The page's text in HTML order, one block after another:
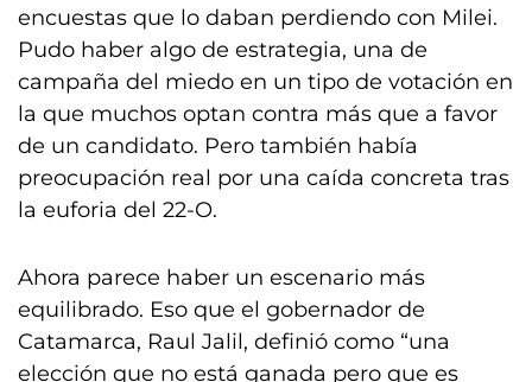
encuestas que lo daban perdiendo con Milei.
Pudo haber algo de estrategia, una de
campaña del miedo en un tipo de votación en
la que muchos optan contra más que a favor
de un candidato. Pero también había
preocupación real por una caída concreta tras
la euforia del 22-O.
Ahora parece haber un escenario más
equilibrado. Eso que el gobernador de
Catamarca, Raul Jalil, definió como “una
elección que no está ganada pero que es